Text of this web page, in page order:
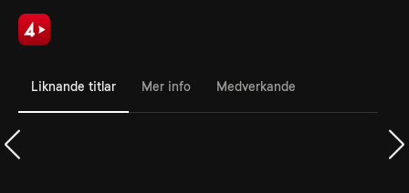
Liknande titlar Mer info Medverkande